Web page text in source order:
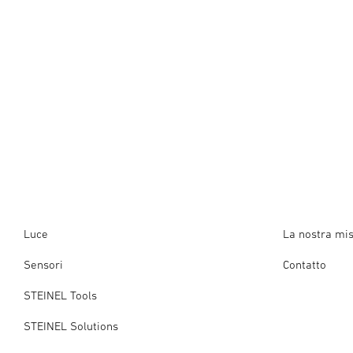
Luce
Sensori
STEINEL Tools
STEINEL Solutions
La nostra
Contatto